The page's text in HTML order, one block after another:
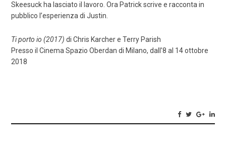
Skeesuck ha lasciato il lavoro. Ora Patrick scrive e racconta in
pubblico l’esperienza di Justin.
Ti porto io (2017) di Chris Karcher e Terry Parish
Presso il Cinema Spazio Oberdan di Milano, dall’8 al 14 ottobre
2018